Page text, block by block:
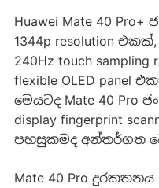
Huawei Mate 40
1344p resolution
240Hz touch
flexible OLED
මෙයටද Mate 40 Pro
display fingerprint
පහසුකමද අන්තර්ගත
Mate 40 Pro දුරකතනය